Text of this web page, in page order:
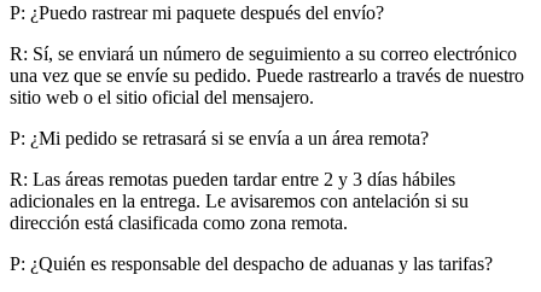
P: ¿Puedo rastrear mi paquete después del envío?
R: Sí, se enviará un número de seguimiento a su correo electrónico
una vez que se envíe su pedido. Puede rastrearlo a través de nuestro
sitio web o el sitio oficial del mensajero.
P: ¿Mi pedido se retrasará si se envía a un área remota?
R: Las áreas remotas pueden tardar entre 2 y 3 días hábiles
adicionales en la entrega. Le avisaremos con antelación si su
dirección está clasificada como zona remota.
P: ¿Quién es responsable del despacho de aduanas y las tarifas?